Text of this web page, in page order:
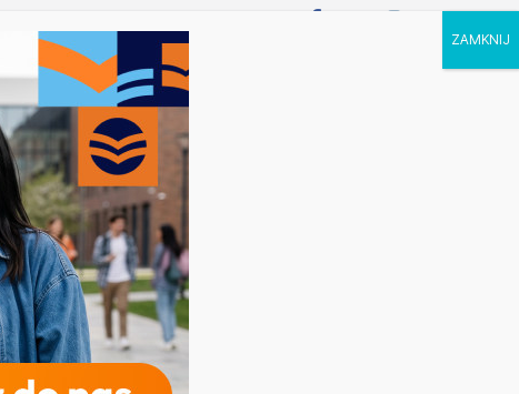
TOP STUDIA KALENDARZ